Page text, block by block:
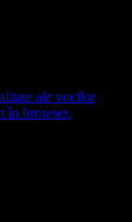
ale vocilor
în browser.